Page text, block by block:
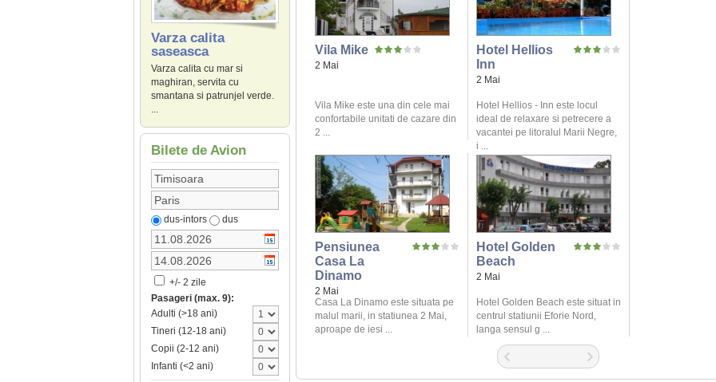
Varza calita
saseasca
Varza calita cu mar si
maghiran, servita cu
smantana si patrunjel verde.
...
Bilete de Avion
dus-intors dus
+/- 2 zile
Pasageri (max. 9):
Adulti (>18 ani)
Tineri (12-18 ani)
Copii (2-12 ani)
Infanti (<2 ani)
Vila Mike
2 Mai
Vila Mike este una din cele mai
confortabile unitati de cazare din
2 ...
Hotel Hellios
Inn
2 Mai
Hotel Hellios - Inn este locul
ideal de relaxare si petrecere a
vacantei pe litoralul Marii Negre,
i ...
Pensiunea
Casa La
Dinamo
2 Mai
Casa La Dinamo este situata pe
malul marii, in statiunea 2 Mai,
aproape de iesi ...
Hotel Golden
Beach
2 Mai
Hotel Golden Beach este situat in
centrul statiunii Eforie Nord,
langa sensul g ...